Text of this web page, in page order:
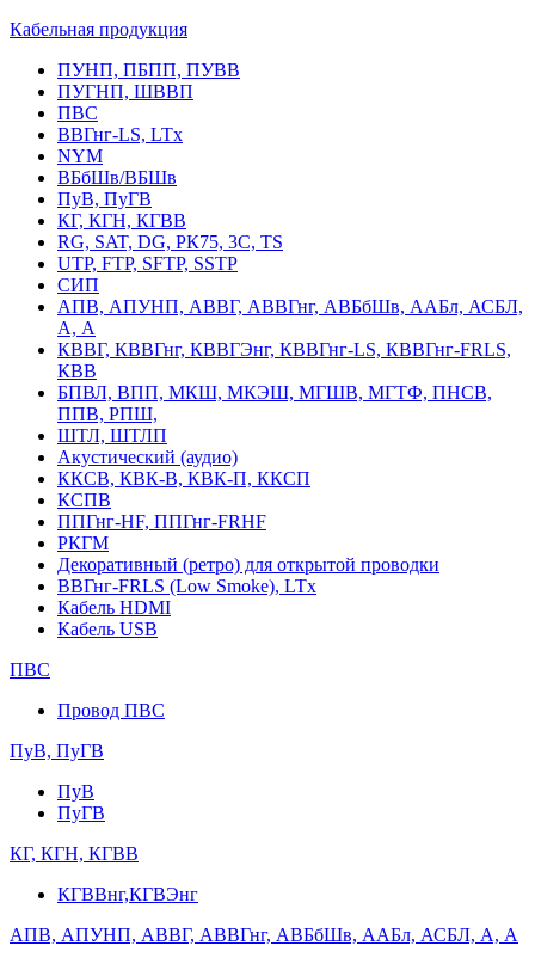
Кабельная продукция
ПУНП, ПБПП, ПУВВ
ПУГНП, ШВВП
ПВС
ВВГнг-LS, LTx
NYM
ВБбШв/ВБШв
ПуВ, ПуГВ
КГ, КГН, КГВВ
RG, SAT, DG, РК75, 3С, TS
UTP, FTP, SFTP, SSTP
СИП
АПВ, АПУНП, АВВГ, АВВГнг, АВБбШв, ААБл, АСБЛ,
А, А
КВВГ, КВВГнг, КВВГЭнг, КВВГнг-LS, КВВГнг-FRLS,
КВВ
БПВЛ, ВПП, МКШ, МКЭШ, МГШВ, МГТФ, ПНСВ,
ППВ, РПШ,
ШТЛ, ШТЛП
Акустический (аудио)
ККСВ, КВК-В, КВК-П, ККСП
КСПВ
ППГнг-HF, ППГнг-FRHF
РКГМ
Декоративный (ретро) для открытой проводки
ВВГнг-FRLS (Low Smoke), LTx
Кабель HDMI
Кабель USB
ПВС
Провод ПВС
ПуВ, ПуГВ
ПуВ
ПуГВ
КГ, КГН, КГВВ
КГВВнг,КГВЭнг
АПВ, АПУНП, АВВГ, АВВГнг, АВБбШв, ААБл, АСБЛ, А, А